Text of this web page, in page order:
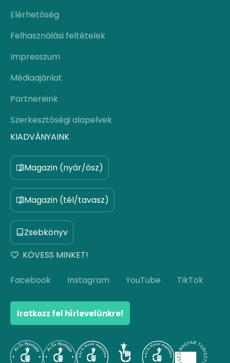
Elérhetőség
Felhasználási feltételek
Impresszum
Médiaajánlat
Partnereink
Szerkesztőségi alapelvek
KIADVÁNYAINK
Magazin (nyár/ősz)
Magazin (tél/tavasz)
Zsebkönyv
KÖVESS MINKET!
Facebook Instagram YouTube TikTok
Iratkozz fel hírlevelünkre!